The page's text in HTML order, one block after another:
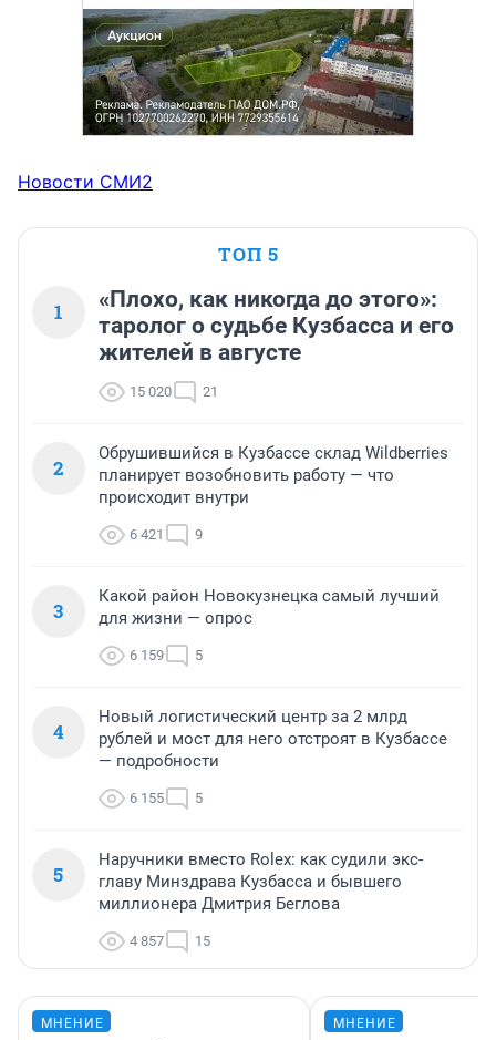
Новости СМИ2
ТОП 5
1
«Плохо, как никогда до этого»:
таролог о судьбе Кузбасса и его
жителей в августе
15 020 21
2
Обрушившийся в Кузбассе склад Wildberries
планирует возобновить работу — что
происходит внутри
6 421 9
3
Какой район Новокузнецка самый лучший
для жизни — опрос
6 159 5
4
Новый логистический центр за 2 млрд
рублей и мост для него отстроят в Кузбассе
— подробности
6 155 5
5
Наручники вместо Rolex: как судили экс-
главу Минздрава Кузбасса и бывшего
миллионера Дмитрия Беглова
4 857 15
МНЕНИЕ МНЕНИЕ